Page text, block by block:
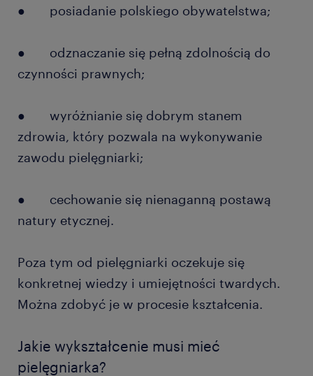
● posiadanie polskiego obywatelstwa;
● odznaczanie się pełną zdolnością do
czynności prawnych;
● wyróżnianie się dobrym stanem
zdrowia, który pozwala na wykonywanie
zawodu pielęgniarki;
● cechowanie się nienaganną postawą
natury etycznej.
Poza tym od pielęgniarki oczekuje się
konkretnej wiedzy i umiejętności twardych.
Można zdobyć je w procesie kształcenia.
Jakie wykształcenie musi mieć
pielęgniarka?